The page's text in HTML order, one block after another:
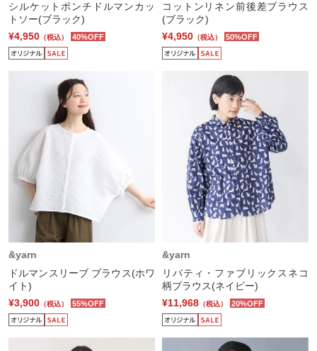
シルケットポンチドルマンカッ
トソー(ブラック)
¥4,950 （税込） 40%OFF
コットンリネン前後差ブラウス
(ブラック)
¥4,950 （税込） 50%OFF
&yarn
ドルマンスリーブ ブラウス(ホワ
イト)
¥3,900 （税込） 55%OFF
&yarn
リバティ・ファブリックスネコ
柄ブラウス(ネイビー)
¥11,968 （税込） 20%OFF